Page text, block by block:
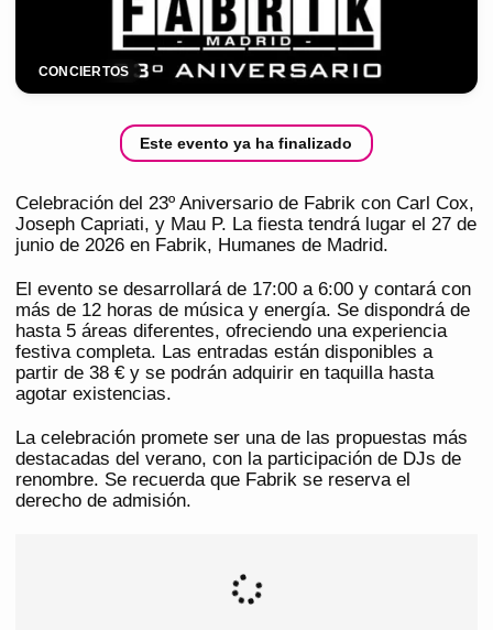
CONCIERTOS
Este evento ya ha finalizado
Celebración del 23º Aniversario de Fabrik con Carl Cox,
Joseph Capriati, y Mau P. La fiesta tendrá lugar el 27 de
junio de 2026 en Fabrik, Humanes de Madrid.
El evento se desarrollará de 17:00 a 6:00 y contará con
más de 12 horas de música y energía. Se dispondrá de
hasta 5 áreas diferentes, ofreciendo una experiencia
festiva completa. Las entradas están disponibles a
partir de 38 € y se podrán adquirir en taquilla hasta
agotar existencias.
La celebración promete ser una de las propuestas más
destacadas del verano, con la participación de DJs de
renombre. Se recuerda que Fabrik se reserva el
derecho de admisión.